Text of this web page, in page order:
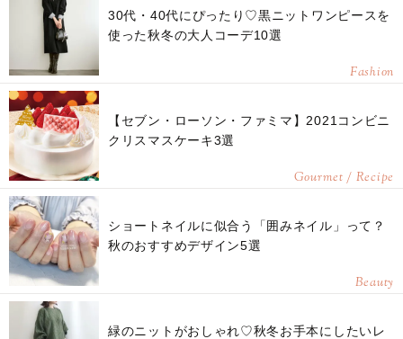
30代・40代にぴったり♡黒ニットワンピースを
使った秋冬の大人コーデ10選
Fashion
【セブン・ローソン・ファミマ】2021コンビニ
クリスマスケーキ3選
Gourmet / Recipe
ショートネイルに似合う「囲みネイル」って？
秋のおすすめデザイン5選
Beauty
緑のニットがおしゃれ♡秋冬お手本にしたいレ